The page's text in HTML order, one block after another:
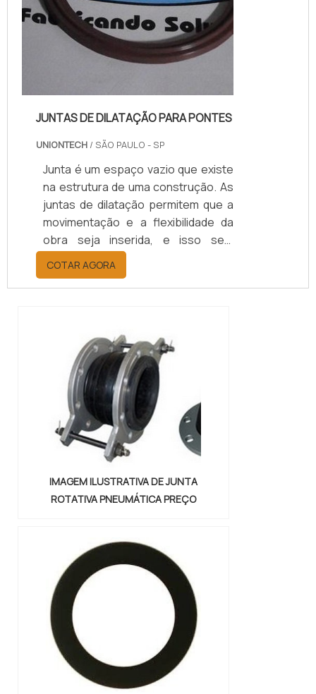
JUNTAS DE DILATAÇÃO PARA PONTES
UNIONTECH / SÃO PAULO - SP
Junta é um espaço vazio que existe
na estrutura de uma construção. As
juntas de dilatação permitem que a
movimentação e a flexibilidade da
obra seja inserida, e isso sem
colocar em risco seus padrões de
segurança e funcionalidade.
IMPORTÂNCIA DO USO DE UMA
dilatação, garante-se a segurança
frente a vários tipos de
movimentação, como: Compressão;
Tração; Cisalhamento; Rotação e
recal...
COTAR AGORA
IMAGEM ILUSTRATIVA DE JUNTA
ROTATIVA PNEUMÁTICA PREÇO